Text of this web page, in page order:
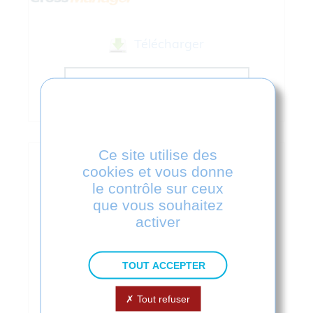
ACIS 3D to Rhino
Ce site utilise des
cookies et vous donne
le contrôle sur ceux
que vous souhaitez
activer
TOUT ACCEPTER
Tout refuser